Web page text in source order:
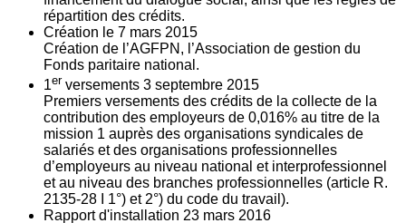
répartition des crédits.
Création le 7 mars 2015
Création de l’AGFPN, l’Association de gestion du
Fonds paritaire national.
1er versements 3 septembre 2015
Premiers versements des crédits de la collecte de la
contribution des employeurs de 0,016% au titre de la
mission 1 auprès des organisations syndicales de
salariés et des organisations professionnelles
d’employeurs au niveau national et interprofessionnel
et au niveau des branches professionnelles (article R.
2135‐28 I 1°) et 2°) du code du travail).
Rapport d'installation 23 mars 2016